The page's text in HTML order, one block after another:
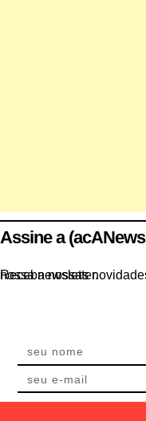
Assine a (acANews
Receba nossas novidades e conteúdos por e-mail. Assine nossa newsletter.